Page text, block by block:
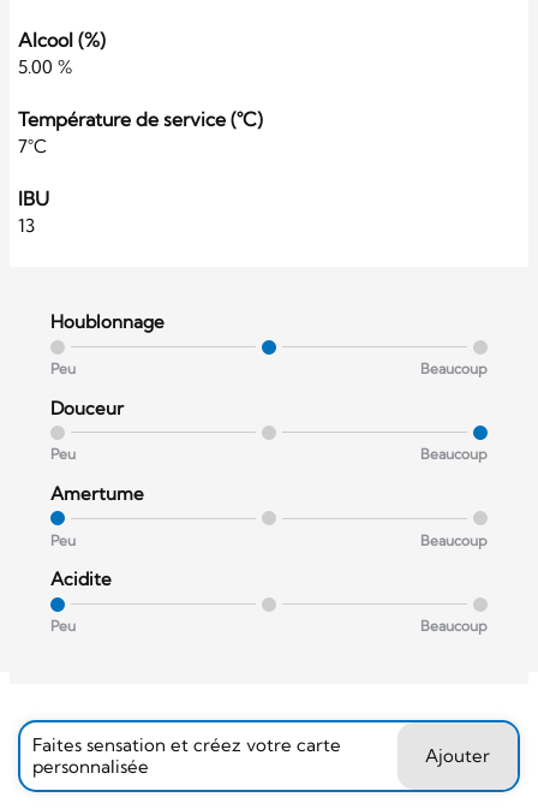
Alcool (%)
5.00 %
Température de service (°C)
7°C
IBU
13
Houblonnage
Peu Beaucoup
Douceur
Peu Beaucoup
Amertume
Peu Beaucoup
Acidite
Peu Beaucoup
Faites sensation et créez votre carte
personnalisée
Ajouter